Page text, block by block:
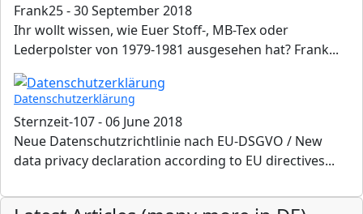
Frank25-30 September 2018
Ihr wollt wissen, wie Euer Stoff-, MB-Tex oder
Lederpolster von 1979-1981 ausgesehen hat? Frank...
Datenschutzerklärung
Sternzeit-107-06 June 2018
Neue Datenschutzrichtlinie nach EU-DSGVO / New
data privacy declaration according to EU directives...